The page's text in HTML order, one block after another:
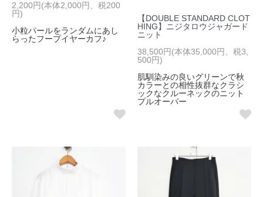
2,200円(本体2,000円、税200
円)
小粒パールをランダムにあし
らったフープイヤーカフ♪
【DOUBLE STANDARD CLOT
HING】ニジタロウジャガード
ニット
38,500円(本体35,000円、税3,
500円)
肌馴染みの良いグリーンで秋
カラーとの相性抜群なクラシ
ックなクルーネックのニット
プルオーバー